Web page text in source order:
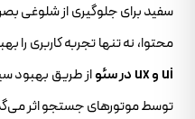
سفید برای جلوگیری از شلوغی
محتوا، نه تنها تجربه کاربری
ui و ux در سئو
از طریق بهبود
توسط موتورهای جستجو اثر